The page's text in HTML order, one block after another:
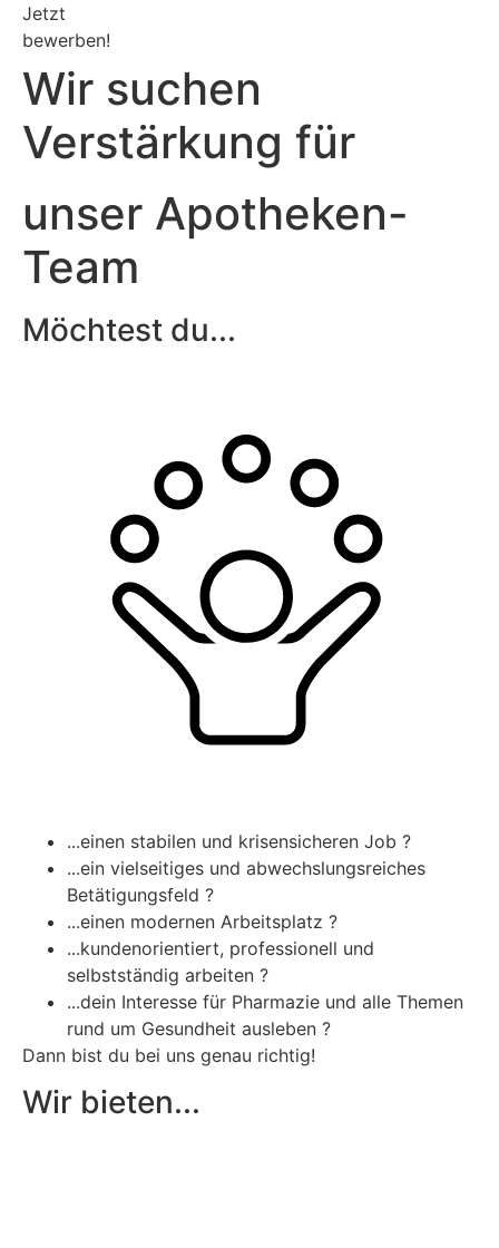
Jetzt
bewerben!
Wir suchen
Verstärkung für
unser Apotheken-
Team
Möchtest du...
...einen stabilen und krisensicheren Job ?
...ein vielseitiges und abwechslungsreiches
Betätigungsfeld ?
...einen modernen Arbeitsplatz ?
...kundenorientiert, professionell und
selbstständig arbeiten ?
...dein Interesse für Pharmazie und alle Themen
rund um Gesundheit ausleben ?
Dann bist du bei uns genau richtig!
Wir bieten...